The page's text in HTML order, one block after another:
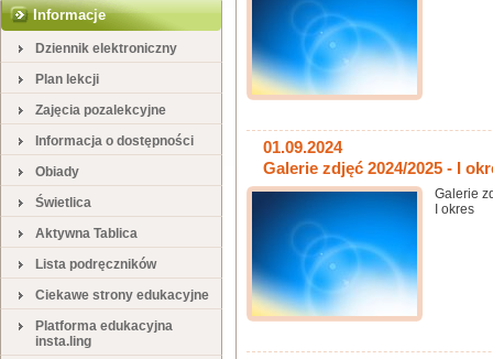
Informacje
Dziennik elektroniczny
Plan lekcji
Zajęcia pozalekcyjne
Informacja o dostępności
Obiady
Świetlica
Aktywna Tablica
Lista podręczników
Ciekawe strony edukacyjne
Platforma edukacyjna
insta.ling
01.09.2024
Galerie zdjęć 2024/2025 - I
Galerie
I okres